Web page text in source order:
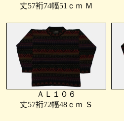
丈57裄74幅51ｃｍ Ｍ
ＡＬ１０６
丈57裄72幅48ｃｍ Ｓ